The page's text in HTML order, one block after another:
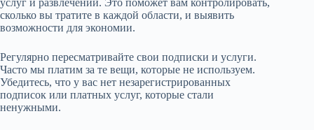
услуг и развлечений. Это поможет вам контролировать,
сколько вы тратите в каждой области, и выявить
возможности для экономии.
Регулярно пересматривайте свои подписки и услуги.
Часто мы платим за те вещи, которые не используем.
Убедитесь, что у вас нет незарегистрированных
подписок или платных услуг, которые стали
ненужными.